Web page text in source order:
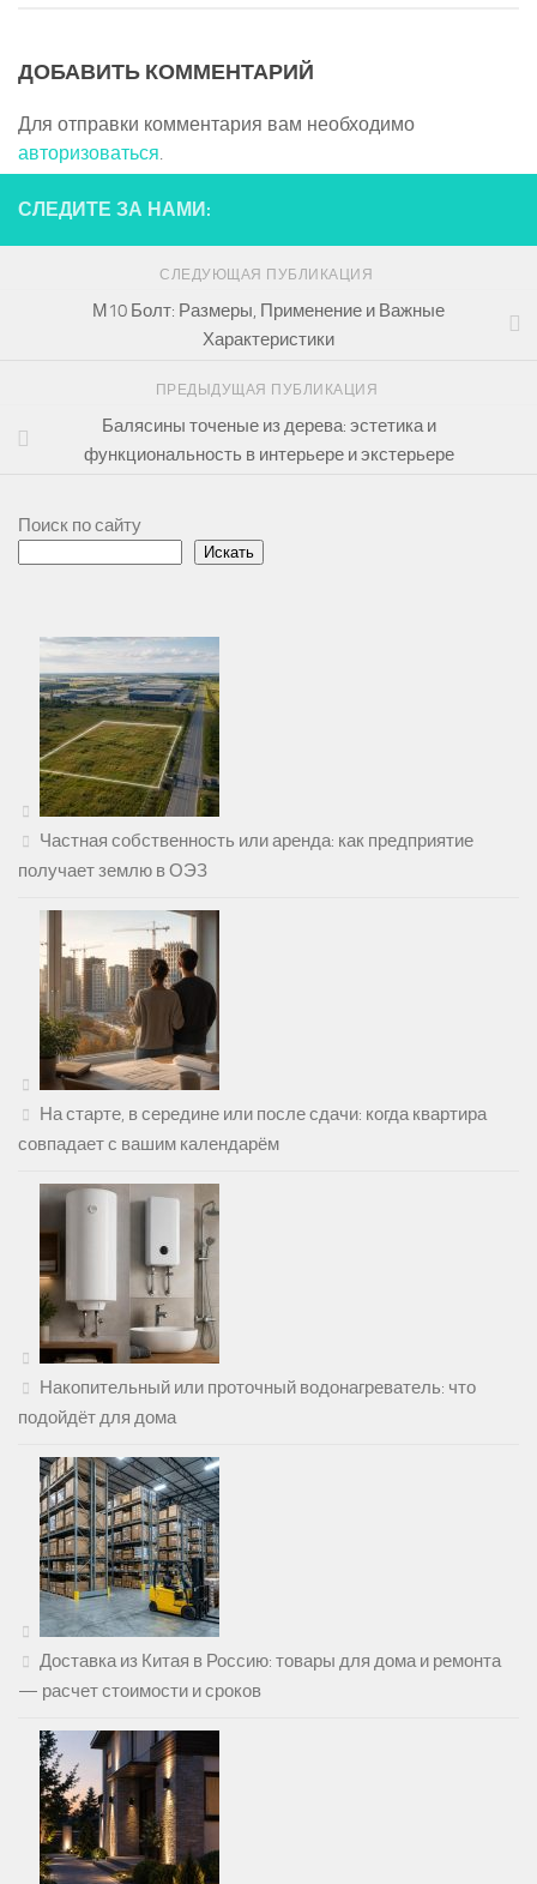
ДОБАВИТЬ КОММЕНТАРИЙ
Для отправки комментария вам необходимо
авторизоваться.
СЛЕДИТЕ ЗА НАМИ:
СЛЕДУЮЩАЯ ПУБЛИКАЦИЯ
М10 Болт: Размеры, Применение и Важные
Характеристики
ПРЕДЫДУЩАЯ ПУБЛИКАЦИЯ
Балясины точеные из дерева: эстетика и
функциональность в интерьере и экстерьере
Поиск по сайту
Искать
Частная собственность или аренда: как предприятие
получает землю в ОЭЗ
На старте, в середине или после сдачи: когда квартира
совпадает с вашим календарём
Накопительный или проточный водонагреватель: что
подойдёт для дома
Доставка из Китая в Россию: товары для дома и ремонта
— расчет стоимости и сроков